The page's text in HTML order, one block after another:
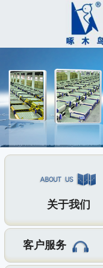
关于我们
客户服务